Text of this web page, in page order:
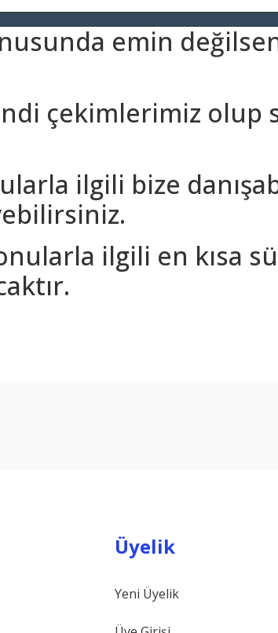
emin
çekimlerimiz olup
ilgili bize
ilgili en kısa
Üyelik
Yeni Üyelik